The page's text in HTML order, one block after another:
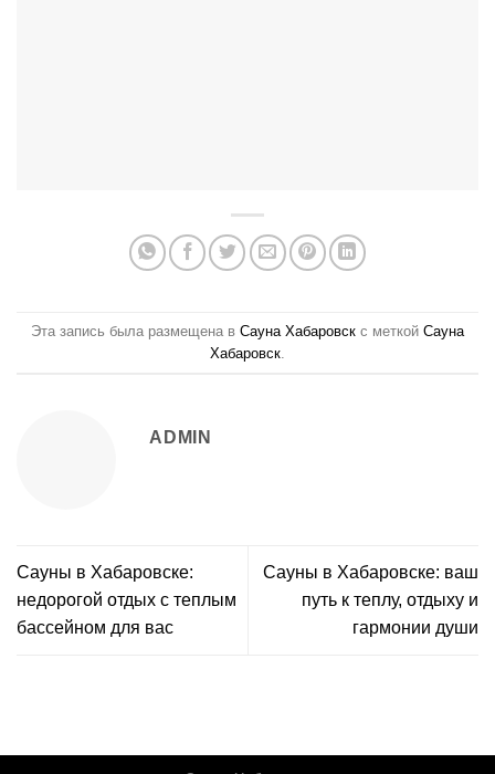
Эта запись была размещена в Сауна Хабаровск с меткой Сауна
Хабаровск
ADMIN
Сауны в Хабаровске:
недорогой отдых с теплым
бассейном для вас
Сауны в Хабаровске: ваш
путь к теплу, отдыху и
гармонии души